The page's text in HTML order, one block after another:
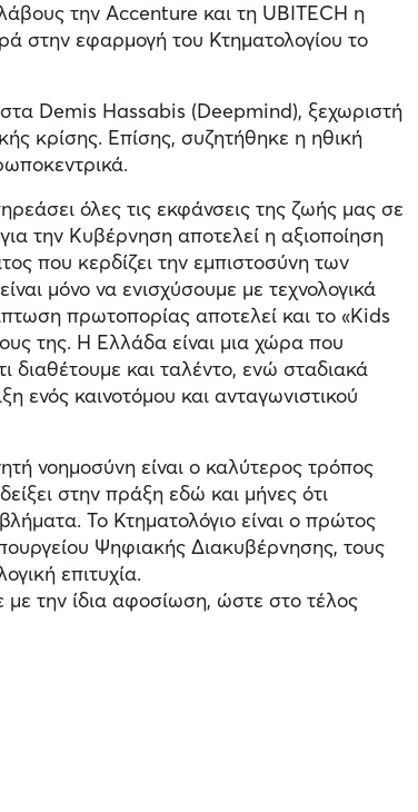
την Accenture και τη UBITECH η
στην εφαρμογή του Κτηματολογίου το
Demis Hassabis (Deepmind), ξεχωριστή
κρίσης. Επίσης, συζητήθηκε η ηθική
όλες τις εκφάνσεις της ζωής μας σε
την Κυβέρνηση αποτελεί η αξιοποίηση
που κερδίζει την εμπιστοσύνη των
μόνο να ενισχύσουμε με τεχνολογικά
πρωτοπορίας αποτελεί και το «Kids
της. Η Ελλάδα είναι μια χώρα που
διαθέτουμε και ταλέντο, ενώ σταδιακά
καινοτόμου και ανταγωνιστικού
νοημοσύνη είναι ο καλύτερος τρόπος
στην πράξη εδώ και μήνες ότι
Το Κτηματολόγιο είναι ο πρώτος
Ψηφιακής Διακυβέρνησης, τους
επιτυχία.
την ίδια αφοσίωση, ώστε στο τέλος